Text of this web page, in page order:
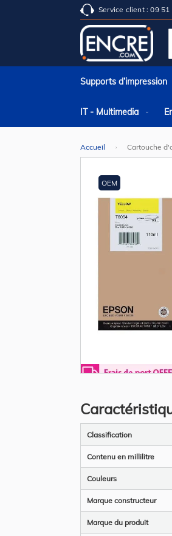
Service client : 09 51
Supports d’impression
IT - Multimedia
Accueil
Cartouche
beginning
of
the
images
OEM
d’information
Classification
Contenu en millilitre
Couleurs
Marque constructeur
Marque du produit